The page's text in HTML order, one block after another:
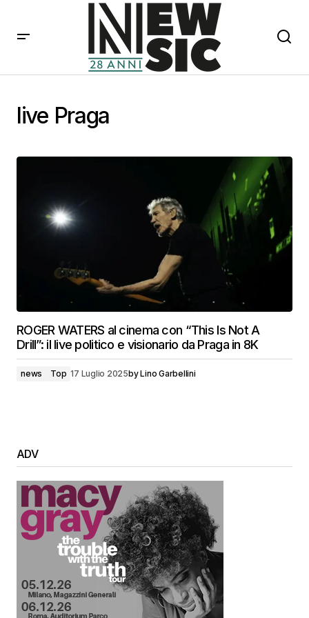
live Praga
ROGER WATERS al cinema con “This Is Not A
Drill”: il live politico e visionario da Praga in 8K
news Top 17 Luglio 2025byLino Garbellini
ADV